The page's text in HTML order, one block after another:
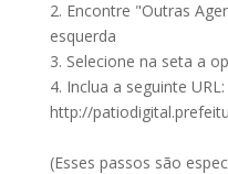
2. Encontre "Outras
esquerda
3. Selecione na seta a
4. Inclua a seguinte URL:
http://
(Esses passos são